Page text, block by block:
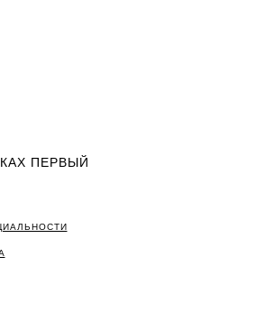
ПЕРВЫЙ